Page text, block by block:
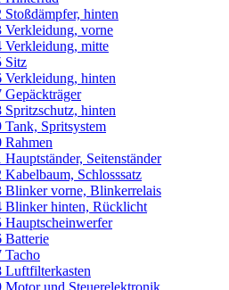
Stoßdämpfer, hinten
Verkleidung, vorne
Verkleidung, mitte
Sitz
Verkleidung, hinten
Gepäckträger
Spritzschutz, hinten
Tank, Spritsystem
Rahmen
Hauptständer, Seitenständer
Kabelbaum, Schlosssatz
Blinker vorne, Blinkerrelais
Blinker hinten, Rücklicht
Hauptscheinwerfer
Batterie
Tacho
Luftfilterkasten
Motor und Steuerelektronik